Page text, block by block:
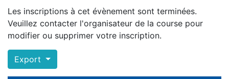
Les inscriptions à cet évènement sont terminées.
Veuillez contacter l'organisateur de la course pour
modifier ou supprimer votre inscription.
Export